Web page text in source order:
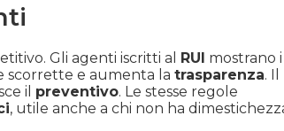
Gli agenti iscritti al RUI mostrano i
scorrette e aumenta la trasparenza. Il
il preventivo. Le stesse regole
, utile anche a chi non ha